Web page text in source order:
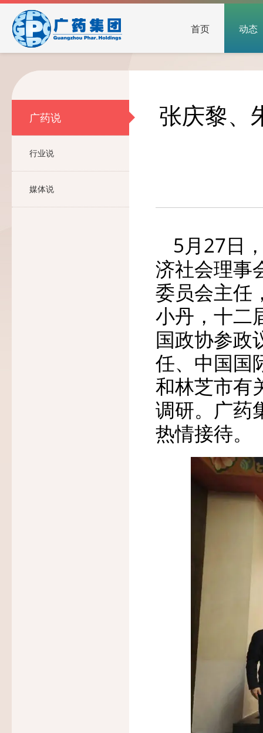
首页 动态
广药说
行业说
媒体说
张庆黎、
5月27日
济社会理事
委员会主任
小丹，十二
国政协参政
任、中国国
和林芝市有
调研。广药
热情接待。